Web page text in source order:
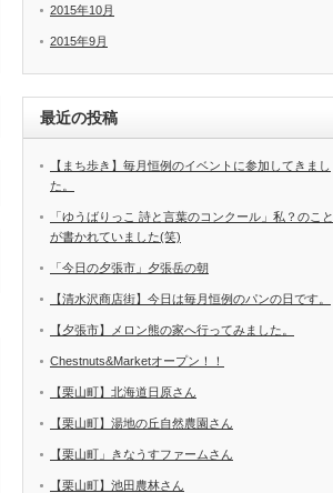
2015年10月
2015年9月
最近の投稿
【まち歩き】毎月恒例のイベントに参加してきまし
た。
「ゆうばりっこ 詩と言葉のコンクール」私？のこと
が書かれていました(笑)
「今日の夕張市」夕張岳の朝
【清水沢商店街】今日は毎月恒例のパンの日です。
【夕張市】メロン熊の家へ行ってみました。
Chestnuts&Marketオープン！！
【栗山町】北海道日原さん
【栗山町】湯地の丘自然農園さん
【栗山町」きなうすファームさん
【栗山町】池田農林さん